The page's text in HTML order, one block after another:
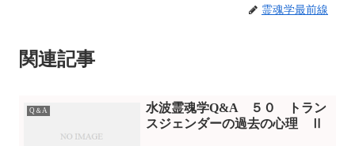
霊魂学最前線
関連記事
Q＆A
水波霊魂学Q&A ５０ トラン
スジェンダーの過去の心理 Ⅱ